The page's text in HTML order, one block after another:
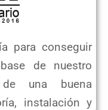
para conseguir
de nuestro
de una buena
instalación y